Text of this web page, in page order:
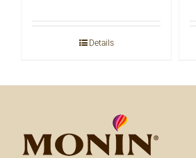
Details